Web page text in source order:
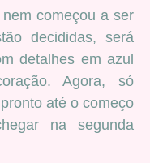
começou a ser
decididas, será
detalhes em azul
Agora, só
até o começo
na segunda